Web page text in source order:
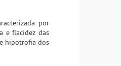
por
e flacidez das
hipotrofia dos